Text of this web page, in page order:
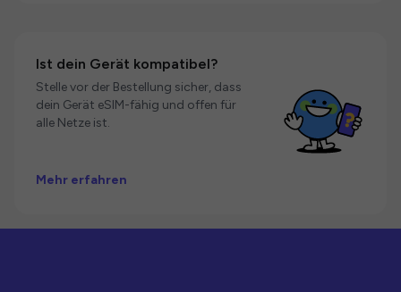
Ist dein Gerät kompatibel?
Stelle vor der Bestellung sicher, dass
dein Gerät eSIM-fähig und offen für
alle Netze ist.
Mehr erfahren